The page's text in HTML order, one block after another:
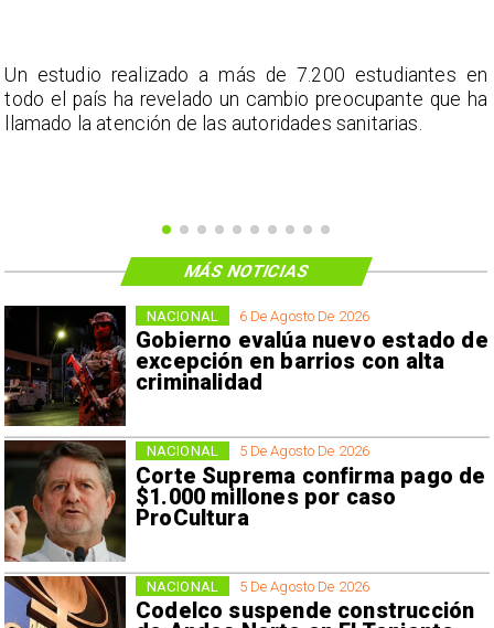
Un estudio realizado a más de 7.200 estudiantes en
todo el país ha revelado un cambio preocupante que ha
llamado la atención de las autoridades sanitarias.
6 De Agosto De 2026
Gobierno evalúa nuevo estado de
excepción en barrios con alta
criminalidad
NACIONAL
5 De Agosto De 2026
Corte Suprema confirma pago de
$1.000 millones por caso
ProCultura
NACIONAL
5 De Agosto De 2026
Codelco suspende construcción
NACIONAL
MÁS NOTICIAS